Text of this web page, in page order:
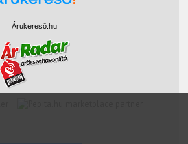
Árukereső.hu